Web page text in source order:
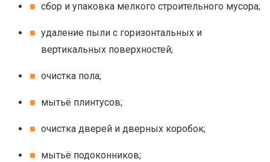
сбор и упаковка мелкого строительного мусора;
удаление пыли с горизонтальных и
вертикальных поверхностей;
очистка пола;
мытьё плинтусов;
очистка дверей и дверных коробок;
мытьё подоконников;